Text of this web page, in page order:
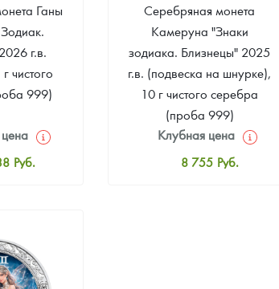
Ганы
г.в.
чистого
999)
Руб.
Серебряная монета
Камеруна "Знаки
зодиака. Близнецы" 2025
г.в. (подвеска на шнурке),
10 г чистого серебра
(проба 999)
Клубная цена
8 755 Руб.